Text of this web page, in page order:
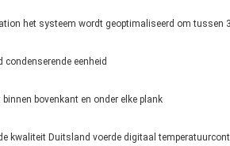
het systeem wordt geoptimaliseerd om tussen
condenserende eenheid
binnen bovenkant en onder elke plank
kwaliteit Duitsland voerde digitaal